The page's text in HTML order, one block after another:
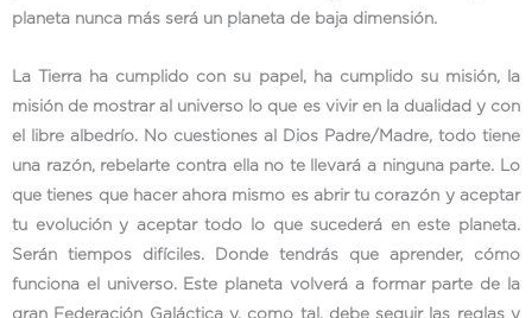
planeta nunca más será un planeta de baja dimensión.
La Tierra ha cumplido con su papel, ha cumplido su misión, la
misión de mostrar al universo lo que es vivir en la dualidad y con
el libre albedrío. No cuestiones al Dios Padre/Madre, todo tiene
una razón, rebelarte contra ella no te llevará a ninguna parte. Lo
que tienes que hacer ahora mismo es abrir tu corazón y aceptar
tu evolución y aceptar todo lo que sucederá en este planeta.
Serán tiempos difíciles. Donde tendrás que aprender, cómo
funciona el universo. Este planeta volverá a formar parte de la
gran Federación Galáctica y, como tal, debe seguir las reglas y